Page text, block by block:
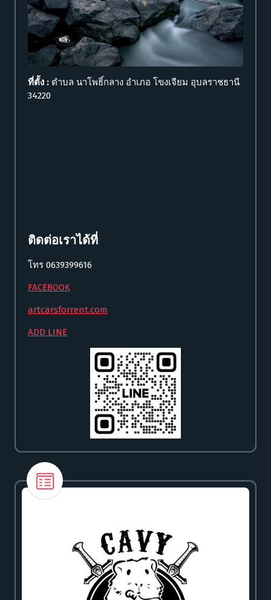
ที่ตั้ง : ตำบล นาโพธิ์กลาง อำเภอ โขงเจียม อุบลราชธานี
34220
ติดต่อเราได้ที่
โทร 0639399616
FACEBOOK
artcarsforrent.com
ADD LINE